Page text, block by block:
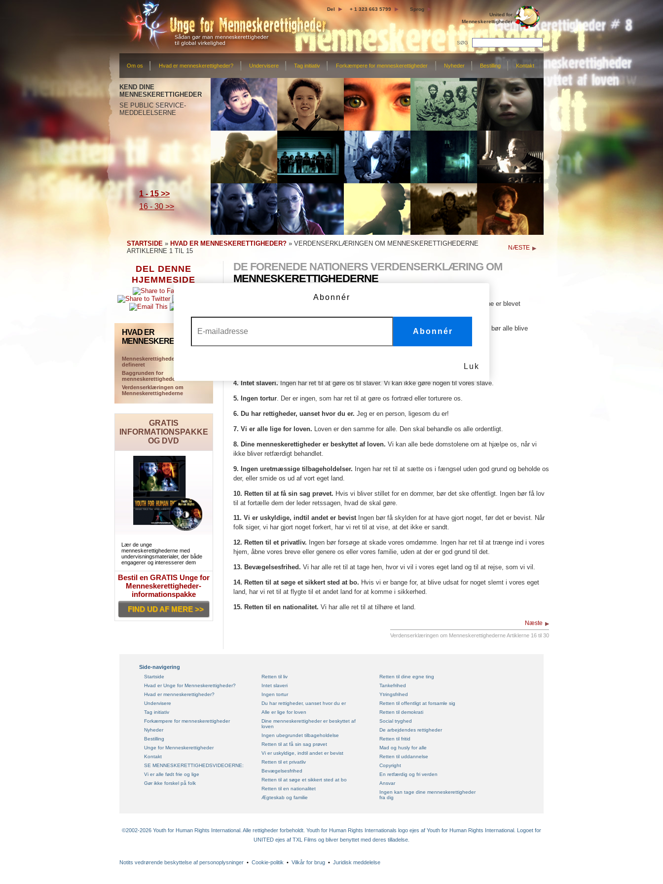
Del + 1 323 663 5799
Sprog
United for
Menneskerettigheder
SØG
Om os Hvad er menneskerettigheder? Undervisere Tag initiativ Forkæmpere for menneskerettigheder Nyheder Bestilling Kontakt
KEND DINE
MENNESKERETTIGHEDER
SE PUBLIC SERVICE-
MEDDELELSERNE
1 - 15 >>
16 - 30 >>
STARTSIDE » HVAD ER MENNESKERETTIGHEDER? » VERDENSERKLÆRINGEN OM MENNESKERETTIGHEDERNE
ARTIKLERNE 1 TIL 15
NÆSTE
DEL DENNE
HJEMMESIDE
HVAD ER
MENNESKERETTIGHEDER?
Menneskerettigheder
defineret
Baggrunden for
menneskerettigheder
Verdenserklæringen om
Menneskerettighederne
GRATIS
INFORMATIONSPAKKE
OG DVD
Lær de unge
menneskerettighederne med
undervisningsmaterialer, der både
engagerer og interesserer dem
Bestil en GRATIS Unge for
Menneskerettigheder-
informationspakke
FIND UD AF MERE >>
DE FORENEDE NATIONERS VERDENSERKLÆRING OM
MENNESKERETTIGHEDERNE
Denne forenklede udgave af de 30 artikler i Verdenserklæringen om Menneskerettighederne er blevet
1. Vi er alle født frie og lige.
Vi er alle født frie. Alle har vi vores egne tanker og ideer. Vi bør alle blive
4. Intet slaveri.Ingen har ret til at gøre os til slaver. Vi kan ikke gøre nogen til vores slave.
5. Ingen tortur. Der er ingen, som har ret til at gøre os fortræd eller torturere os.
6. Du har rettigheder, uanset hvor du er. Jeg er en person, ligesom du er!
7. Vi er alle lige for loven. Loven er den samme for alle. Den skal behandle os alle ordentligt.
8. Dine menneskerettigheder er beskyttet af loven. Vi kan alle bede domstolene om at hjælpe os, når vi
ikke bliver retfærdigt behandlet.
9. Ingen uretmæssige tilbageholdelser. Ingen har ret til at sætte os i fængsel uden god grund og beholde os
der, eller smide os ud af vort eget land.
10. Retten til at få sin sag prøvet. Hvis vi bliver stillet for en dommer, bør det ske offentligt. Ingen bør få lov
til at fortælle dem der leder retssagen, hvad de skal gøre.
11. Vi er uskyldige, indtil andet er bevistIngen bør få skylden for at have gjort noget, før det er bevist. Når
folk siger, vi har gjort noget forkert, har vi ret til at vise, at det ikke er sandt.
12. Retten til et privatliv. Ingen bør forsøge at skade vores omdømme. Ingen har ret til at trænge ind i vores
hjem, åbne vores breve eller genere os eller vores familie, uden at der er god grund til det.
13. Bevægelsesfrihed. Vi har alle ret til at tage hen, hvor vi vil i vores eget land og til at rejse, som vi vil.
14. Retten til at søge et sikkert sted at bo. Hvis vi er bange for, at blive udsat for noget slemt i vores eget
land, har vi ret til at flygte til et andet land for at komme i sikkerhed.
15. Retten til en nationalitet. Vi har alle ret til at tilhøre et land.
Næste
Verdenserklæringen om Menneskerettighederne Artiklerne 16 til 30
Side-navigering
Startside
Hvad er Unge for Menneskerettigheder?
Hvad er menneskerettigheder?
Undervisere
Tag initiativ
Forkæmpere for menneskerettigheder
Nyheder
Bestilling
Unge for Menneskerettigheder
Kontakt
SE MENNESKERETTIGHEDSVIDEOERNE:
Vi er alle født frie og lige
Gør ikke forskel på folk
Retten til liv
Intet slaveri
Ingen tortur
Du har rettigheder, uanset hvor du er
Alle er lige for loven
Dine menneskerettigheder er beskyttet af
loven
Ingen ubegrundet tilbageholdelse
Retten til at få sin sag prøvet
Vi er uskyldige, indtil andet er bevist
Retten til et privatliv
Bevægelsesfrihed
Retten til at søge et sikkert sted at bo
Retten til en nationalitet
Ægteskab og familie
Retten til dine egne ting
Tankefrihed
Ytringsfrihed
Retten til offentligt at forsamle sig
Retten til demokrati
Social tryghed
De arbejdendes rettigheder
Retten til fritid
Mad og husly for alle
Retten til uddannelse
Copyright
En retfærdig og fri verden
Ansvar
Ingen kan tage dine menneskerettigheder
fra dig
©2002-2026 Youth for Human Rights International. Alle rettigheder forbeholdt. Youth for Human Rights Internationals logo ejes af Youth for Human Rights International. Logoet for
UNITED ejes af TXL Films og bliver benyttet med deres tilladelse.
Notits vedrørende beskyttelse af personoplysninger • Cookie-politik • Vilkår for brug • Juridisk meddelelse
Abonnér
Abonnér
Luk